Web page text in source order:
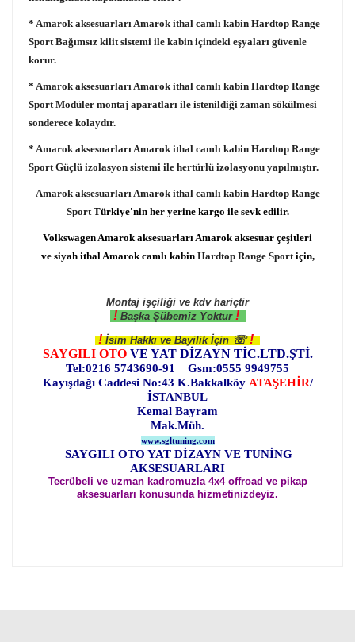
* Amarok aksesuarları Amarok ithal camlı kabin Hardtop Range
SportBağımsız kilit sistemi ile kabin içindeki eşyaları güvenle
korur.
* Amarok aksesuarları Amarok ithal camlı kabin Hardtop Range
SportModüler montaj aparatları ile istenildiği zaman sökülmesi
sonderece kolaydır.
* Amarok aksesuarları Amarok ithal camlı kabin Hardtop Range
SportGüçlü izolasyon sistemi ile hertürlü izolasyonu yapılmıştır.
Amarok aksesuarları Amarok ithal camlı kabin Hardtop Range
SportTürkiye'nin her yerine kargo ile sevk edilir.
Volkswagen Amarok aksesuarları Amarok aksesuar çeşitleri
ve siyah ithal Amarok camlı kabin Hardtop Range Sportiçin,
Montaj işçiliği ve kdv hariçtir
! Başka Şübemiz Yoktur !
! İsim Hakkı ve Bayilik İçin☏ !
SAYGILI OTOVE YAT DİZAYN TİC.LTD.ŞTİ.
Tel:0216 5743690-91 Gsm:0555 9949755
Kayışdağı Caddesi No:43 K.Bakkalköy ATAŞEHİR/
İSTANBUL
Kemal Bayram
Mak.Müh.
www.sgltuning.com
SAYGILI OTO YAT DİZAYN VE TUNİNG
AKSESUARLARI
Tecrübeli ve uzman kadromuzla 4x4 offroad ve pikap
aksesuarları konusunda hizmetinizdeyiz.